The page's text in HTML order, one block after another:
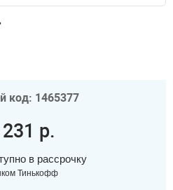
код: 1465377
р.
в рассрочку
Тинькофф